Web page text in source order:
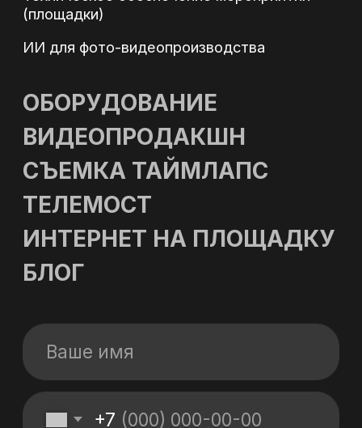
Адрес: г. Москва, ул. Полярная 27, к.4
Телефон: +7 (495) 500-96-73
Политика обработки персональных данных
Политика в области файлов Cookies